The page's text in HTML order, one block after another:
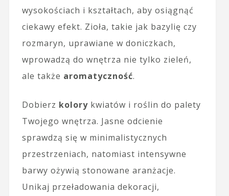
wysokościach i kształtach, aby osiągnąć
ciekawy efekt. Zioła, takie jak bazylię czy
rozmaryn, uprawiane w doniczkach,
wprowadzą do wnętrza nie tylko zieleń,
ale także aromatyczność.
Dobierz kolorykwiatów i roślin do palety
Twojego wnętrza. Jasne odcienie
sprawdzą się w minimalistycznych
przestrzeniach, natomiast intensywne
barwy ożywią stonowane aranżacje.
Unikaj przeładowania dekoracji,